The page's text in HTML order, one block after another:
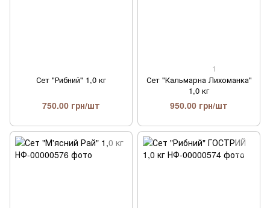
Сет "Рибний" 1,0 кг
750.00 грн/шт
1
Сет "Кальмарна Лихоманка"
1,0 кг
950.00 грн/шт